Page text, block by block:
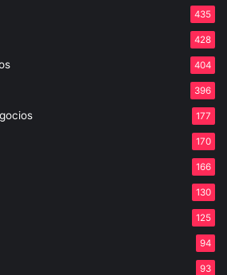
435
428
404
396
177
170
166
130
125
94
93